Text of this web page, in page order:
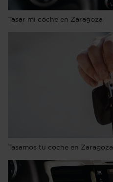
Tasar mi coche en Zaragoza
Tasamos tu coche en Zaragoza